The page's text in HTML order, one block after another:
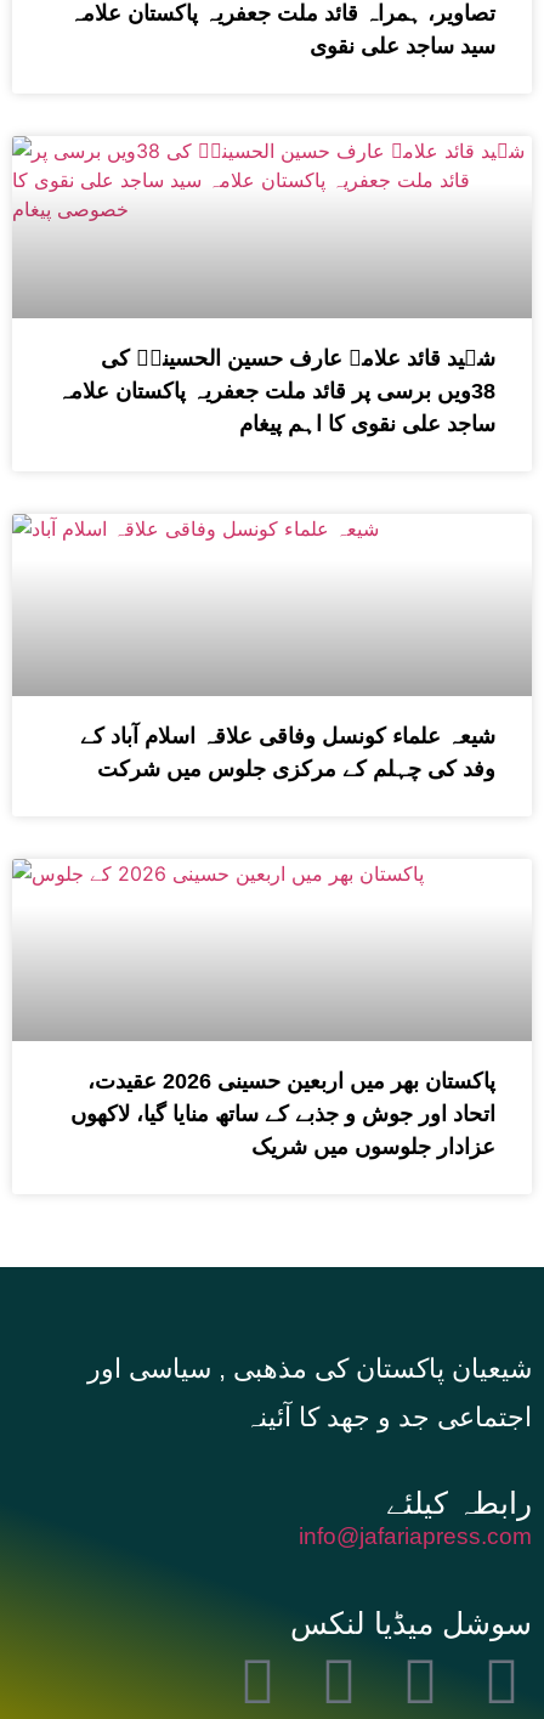
تصاویر، ہمراہ قائد ملت جعفریہ پاکستان علامہ
سید ساجد علی نقوی
شہید قائد علامہ عارف حسین الحسینیؒ کی
38ویں برسی پر قائد ملت جعفریہ پاکستان علامہ
ساجد علی نقوی کا اہم پیغام
شیعہ علماء کونسل وفاقی علاقہ اسلام آباد کے
وفد کی چہلم کے مرکزی جلوس میں شرکت
پاکستان بھر میں اربعین حسینی 2026 عقیدت،
اتحاد اور جوش و جذبے کے ساتھ منایا گیا، لاکھوں
عزادار جلوسوں میں شریک
شیعیان پاکستان کی مذهبی , سیاسی اور
اجتماعی جد و جهد کا آئینہ
info@jafariapress.com​
سوشل میڈیا لنکس